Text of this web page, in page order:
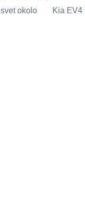
okolo
Kia EV4